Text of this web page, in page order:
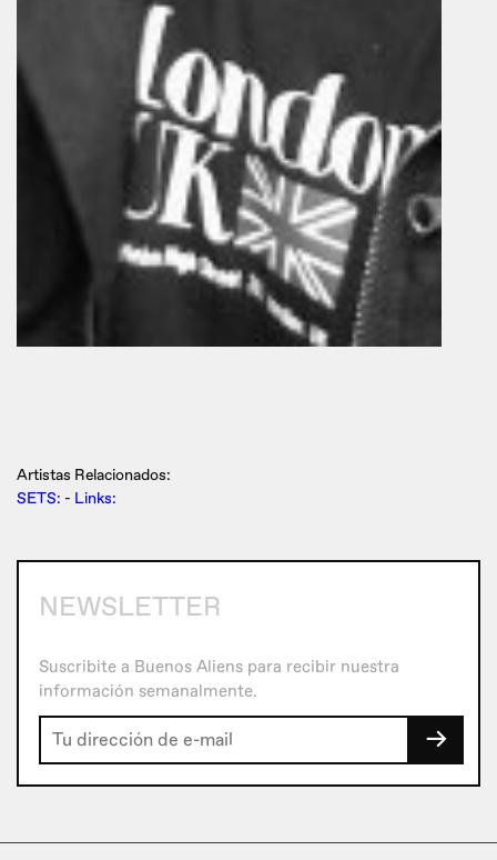
Artistas Relacionados:
SETS: - Links:
NEWSLETTER
Suscribite a Buenos Aliens para recibir nuestra
información semanalmente.
→